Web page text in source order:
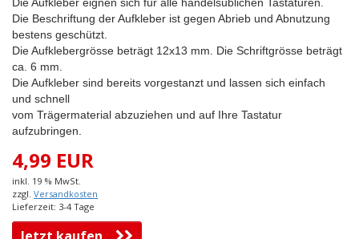
Die Aufkleber eignen sich für alle handelsüblichen Tastaturen.
Die Beschriftung der Aufkleber ist gegen Abrieb und Abnutzung
bestens geschützt.
Die Aufklebergrösse beträgt 12x13 mm. Die Schriftgrösse beträgt
ca. 6 mm.
Die Aufkleber sind bereits vorgestanzt und lassen sich einfach
und schnell
vom Trägermaterial abzuziehen und auf Ihre Tastatur
aufzubringen.
4,99 EUR
inkl. 19 % MwSt.
zzgl. Versandkosten
Lieferzeit: 3-4 Tage